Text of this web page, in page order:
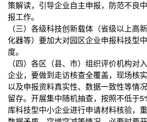
策解读，引导企业自主申报，防范不良
报工作。
（三）各级科技创新载体（省级以上高
化器等）要加大对园区企业申报科技型
度。
（四）各区（县、市）组织评价机构对
企业，要做到走访核查全覆盖，现场核
以及申报资料真实性、数据一致性等情
留存。开展集中随机抽查，按照不低于
库科技型中小企业进行申请材料核验，